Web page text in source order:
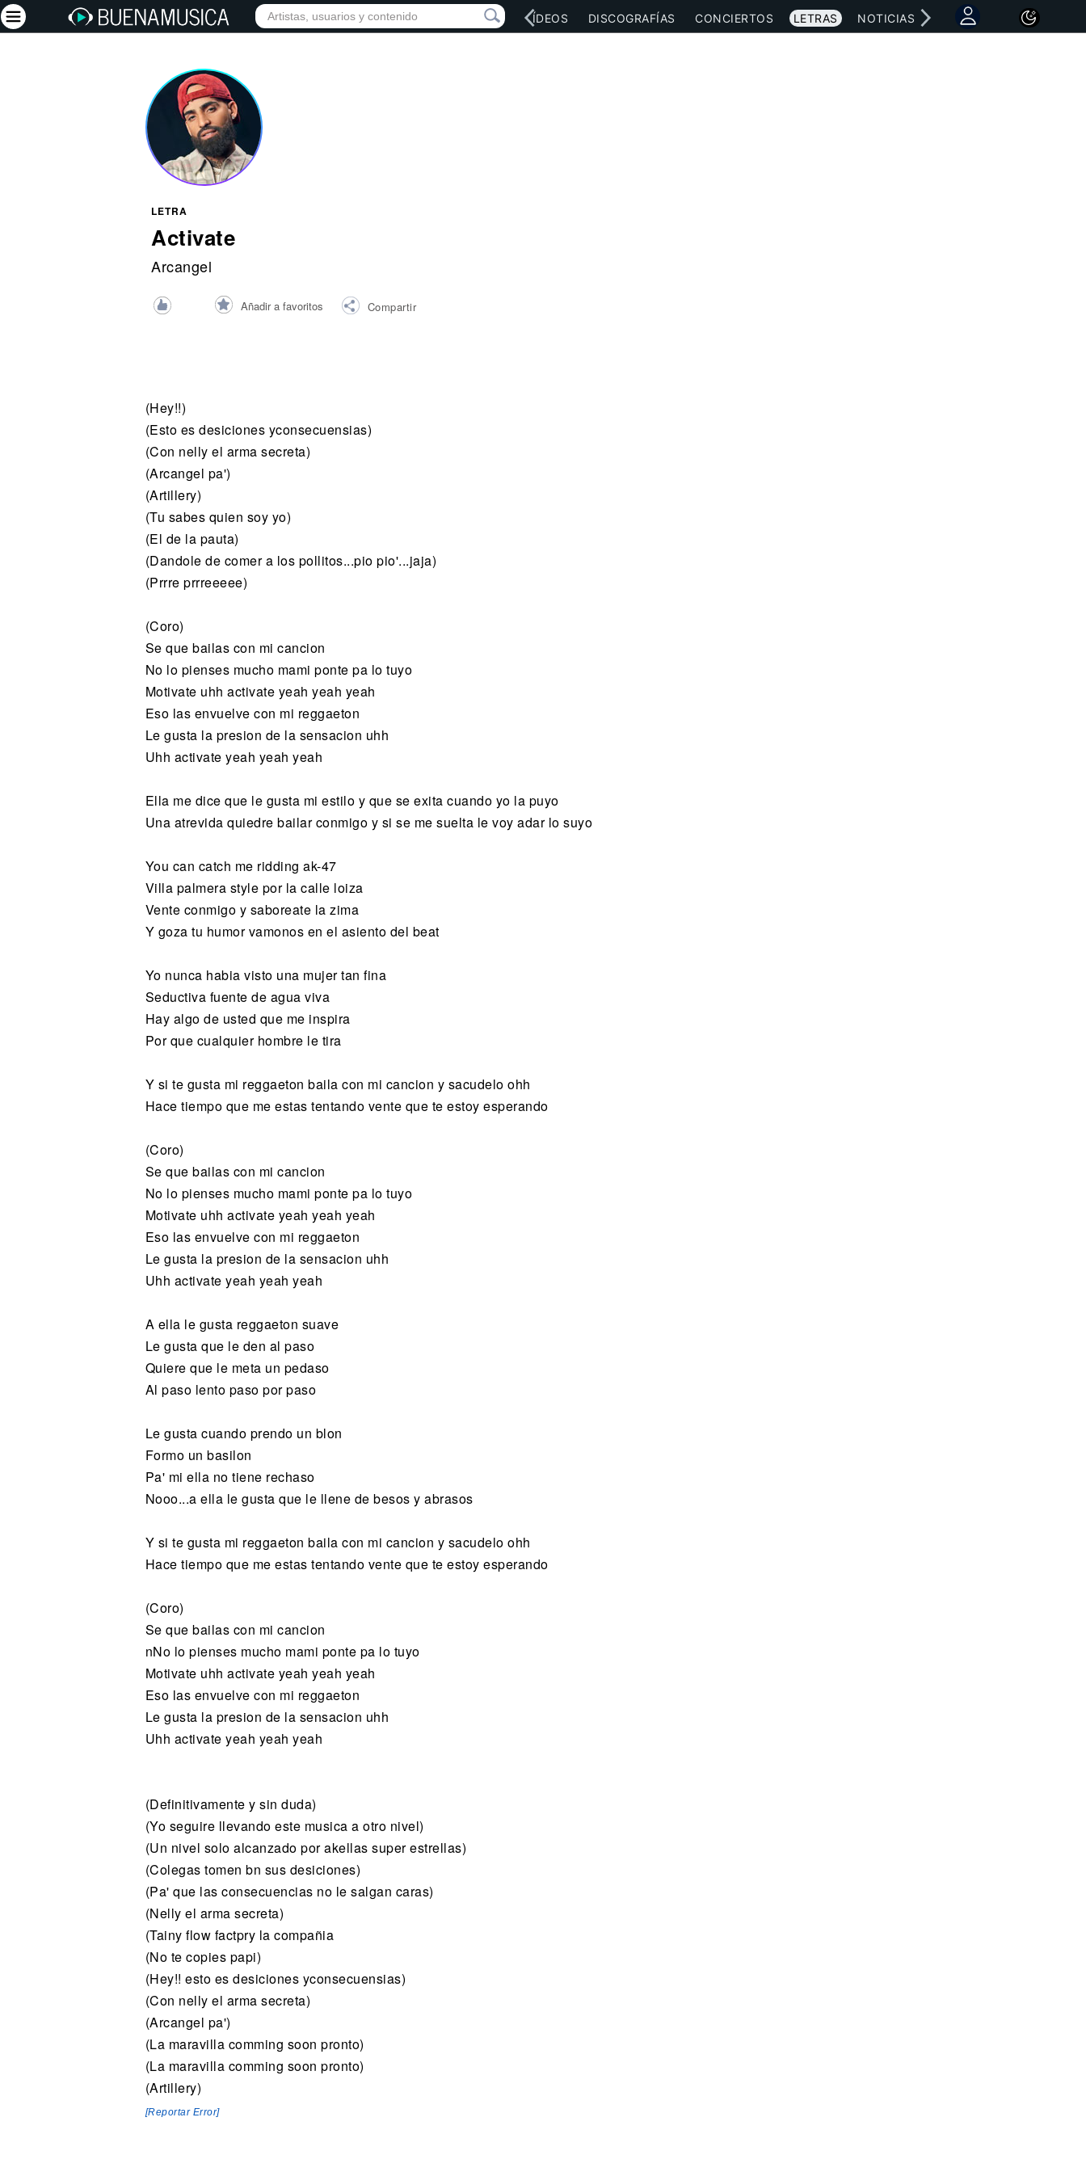
INICIO ARTISTAS RED SOCIAL MÚSICA VÍDEOS DISCOGRAFÍAS CONCIERTOS LETRAS NOTICIAS
LETRA
Activate
Arcangel
Añadir a favoritos Compartir
(Hey!!)
(Esto es desiciones yconsecuensias)
(Con nelly el arma secreta)
(Arcangel pa')
(Artillery)
(Tu sabes quien soy yo)
(El de la pauta)
(Dandole de comer a los pollitos...pio pio'...jaja)
(Prrre prrreeeee)
(Coro)
Se que bailas con mi cancion
No lo pienses mucho mami ponte pa lo tuyo
Motivate uhh activate yeah yeah yeah
Eso las envuelve con mi reggaeton
Le gusta la presion de la sensacion uhh
Uhh activate yeah yeah yeah
Ella me dice que le gusta mi estilo y que se exita cuando yo la puyo
Una atrevida quiedre bailar conmigo y si se me suelta le voy adar lo suyo
You can catch me ridding ak-47
Villa palmera style por la calle loiza
Vente conmigo y saboreate la zima
Y goza tu humor vamonos en el asiento del beat
Yo nunca habia visto una mujer tan fina
Seductiva fuente de agua viva
Hay algo de usted que me inspira
Por que cualquier hombre le tira
Y si te gusta mi reggaeton baila con mi cancion y sacudelo ohh
Hace tiempo que me estas tentando vente que te estoy esperando
(Coro)
Se que bailas con mi cancion
No lo pienses mucho mami ponte pa lo tuyo
Motivate uhh activate yeah yeah yeah
Eso las envuelve con mi reggaeton
Le gusta la presion de la sensacion uhh
Uhh activate yeah yeah yeah
A ella le gusta reggaeton suave
Le gusta que le den al paso
Quiere que le meta un pedaso
Al paso lento paso por paso
Le gusta cuando prendo un blon
Formo un basilon
Pa' mi ella no tiene rechaso
Nooo...a ella le gusta que le llene de besos y abrasos
Y si te gusta mi reggaeton baila con mi cancion y sacudelo ohh
Hace tiempo que me estas tentando vente que te estoy esperando
(Coro)
Se que bailas con mi cancion
nNo lo pienses mucho mami ponte pa lo tuyo
Motivate uhh activate yeah yeah yeah
Eso las envuelve con mi reggaeton
Le gusta la presion de la sensacion uhh
Uhh activate yeah yeah yeah
(Definitivamente y sin duda)
(Yo seguire llevando este musica a otro nivel)
(Un nivel solo alcanzado por akellas super estrellas)
(Colegas tomen bn sus desiciones)
(Pa' que las consecuencias no le salgan caras)
(Nelly el arma secreta)
(Tainy flow factpry la compañia
(No te copies papi)
(Hey!! esto es desiciones yconsecuensias)
(Con nelly el arma secreta)
(Arcangel pa')
(La maravilla comming soon pronto)
(La maravilla comming soon pronto)
(Artillery)
[Reportar Error]